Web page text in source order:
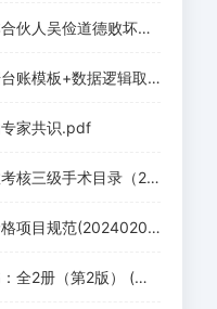
俭道德败坏、玩弄女性.pdf
据逻辑取值清单+政策汇编.zip
家共识.pdf
级手术目录（2020版）.pdf
目规范(20240201版).xlsx
(杨月欣，葛可佑) (Z-Library).pdf